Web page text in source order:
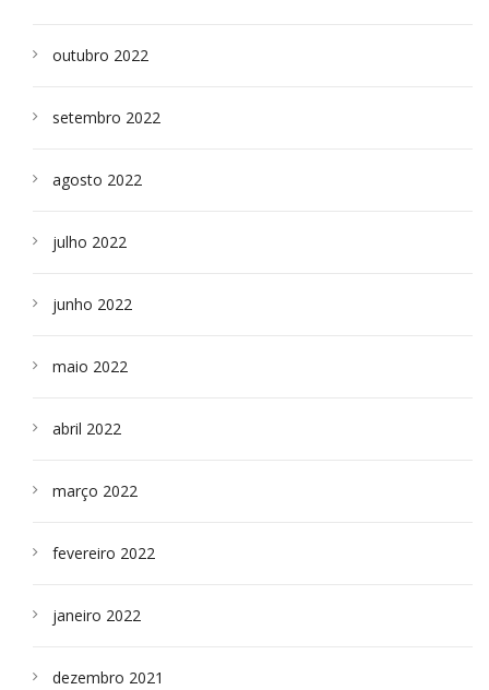
outubro 2022
setembro 2022
agosto 2022
julho 2022
junho 2022
maio 2022
abril 2022
março 2022
fevereiro 2022
janeiro 2022
dezembro 2021